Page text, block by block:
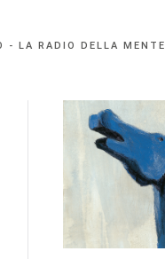
- LA RADIO DELLA MENTE